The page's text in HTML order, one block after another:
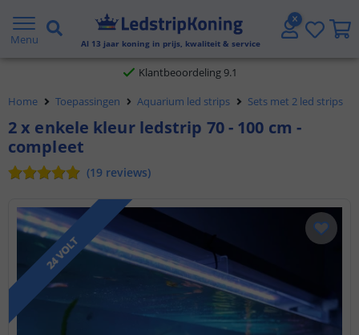
Menu Al 13 jaar koning in prijs, kwaliteit & service
Gratis verzending vanaf € 20,- NL en BE
Klantbeoordeling 9.1
Voor 23:45 uur besteld, morgen in huis
Home Toepassingen Aquarium led strips Sets met 2 led strips
2 x enkele kleur ledstrip 70 - 100 cm -
compleet
(19 reviews)
24 VOLT